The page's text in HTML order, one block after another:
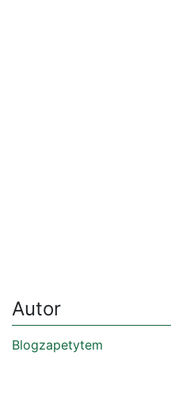
Autor
Blogzapetytem